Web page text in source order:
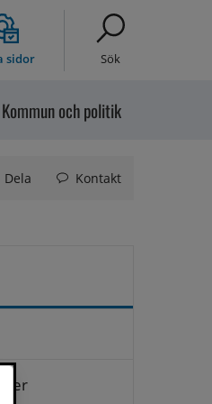
sidor Sök
Kommun och politik
Dela Kontakt